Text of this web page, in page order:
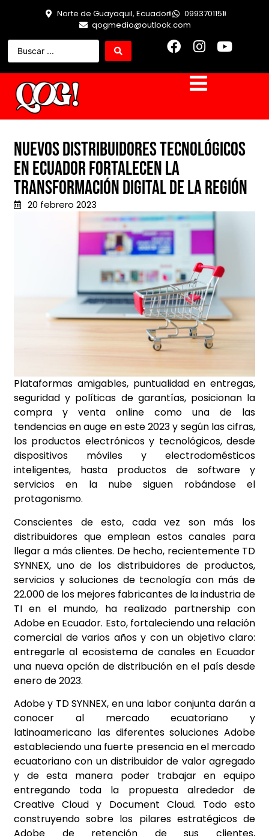
Norte de Guayaquil, Ecuador
0993701151
qogmedio@outlook.com
Nuevos distribuidores tecnológicos
en Ecuador fortalecen la
transformación digital de la región
20 febrero 2023
Plataformas amigables, puntualidad en entregas,
seguridad y políticas de garantías, posicionan la
compra y venta online como una de las
tendencias en auge en este 2023 y según las cifras,
los productos electrónicos y tecnológicos, desde
dispositivos móviles y electrodomésticos
inteligentes, hasta productos de software y
servicios en la nube siguen robándose el
protagonismo.
Conscientes de esto, cada vez son más los
distribuidores que emplean estos canales para
llegar a más clientes. De hecho, recientemente TD
SYNNEX, uno de los distribuidores de productos,
servicios y soluciones de tecnología con más de
22.000 de los mejores fabricantes de la industria de
TI en el mundo, ha realizado partnership con
Adobe en Ecuador. Esto, fortaleciendo una relación
comercial de varios años y con un objetivo claro:
entregarle al ecosistema de canales en Ecuador
una nueva opción de distribución en el país desde
enero de 2023.
Adobe y TD SYNNEX, en una labor conjunta darán a
conocer al mercado ecuatoriano y
latinoamericano las diferentes soluciones Adobe
estableciendo una fuerte presencia en el mercado
ecuatoriano con un distribuidor de valor agregado
y de esta manera poder trabajar en equipo
entregando toda la propuesta alrededor de
Creative Cloud y Document Cloud. Todo esto
construyendo sobre los pilares estratégicos de